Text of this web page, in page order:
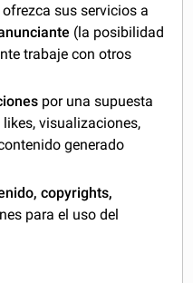
sus servicios a
(la posibilidad
trabaje con otros
por una supuesta
visualizaciones,
generado
copyrights,
para el uso del